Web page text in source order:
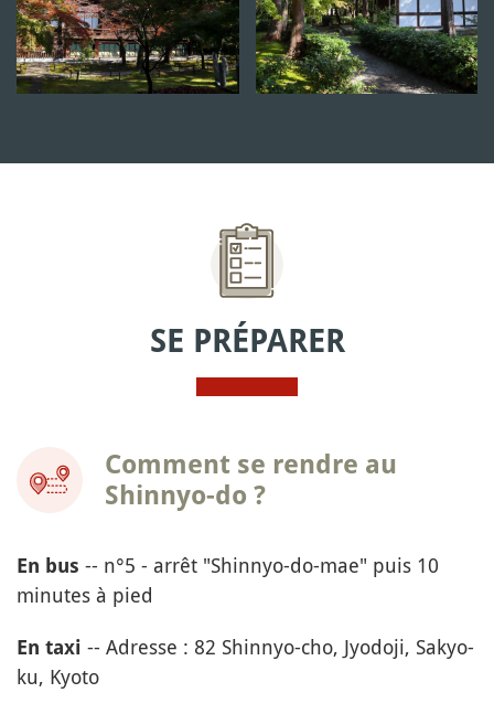
SE PRÉPARER
Comment se rendre au
Shinnyo-do ?
En bus -- n°5 - arrêt "Shinnyo-do-mae" puis 10
minutes à pied
En taxi -- Adresse : 82 Shinnyo-cho, Jyodoji, Sakyo-
ku, Kyoto